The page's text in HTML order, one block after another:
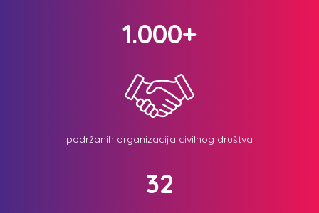
1.000+
podržanih organizacija civilnog društva
32